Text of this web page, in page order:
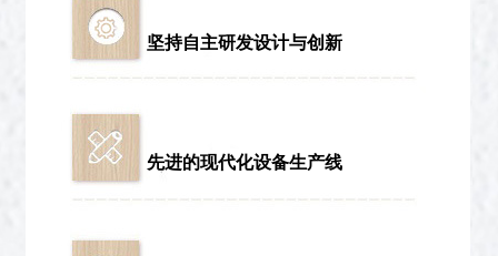
坚持自主研发设计与创新
先进的现代化设备生产线